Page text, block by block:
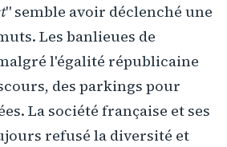
" semble avoir déclenché une
Les banlieues de
l'égalité républicaine
des parkings pour
La société française et ses
refusé la diversité et